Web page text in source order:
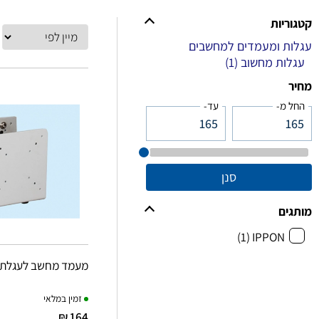
קטגוריות
עגלות ומעמדים למחשבים
עגלות מחשוב (1)
מחיר
החל מ- עד-
סנן
מותגים
IPPON
(1)
מעמד מחשב
זמין במלאי